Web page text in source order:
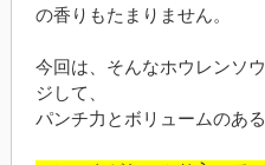
の香りもたまりません。
今回は、そんなホウレンソ
ジして、
パンチ力とボリュームのあ